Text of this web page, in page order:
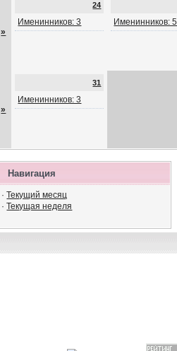
»
24
Именинников: 3 Именинников: 5
»
31
Именинников: 3
Навигация
·Текущий месяц
·Текущая неделя